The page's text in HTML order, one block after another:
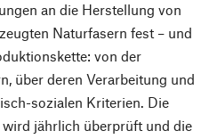
an die Herstellung von
Naturfasern fest – und
von der
über deren Verarbeitung und
sozialen Kriterien. Die
jährlich überprüft und die